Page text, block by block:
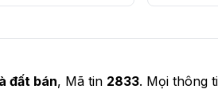
Ngãi
đất bán, Mã tin 2833. Mọi thông